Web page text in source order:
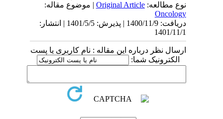
نوع مطالعه:Original Article| موضوع مقاله:
Oncology
دریافت: 1400/11/9 | پذیرش: 1401/5/5 | انتشار:
1401/11/1
ارسال نظر درباره این مقاله : نام کاربری یا پست
الکترونیک شما: